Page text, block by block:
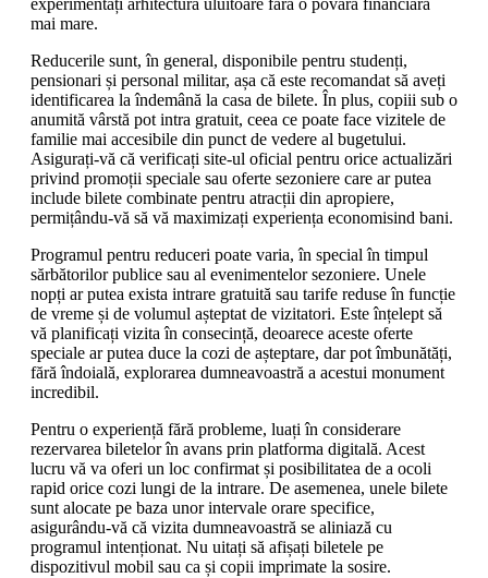
experimentați arhitectura uluitoare fără o povară financiară
mai mare.
Reducerile sunt, în general, disponibile pentru studenți,
pensionari și personal militar, așa că este recomandat să aveți
identificarea la îndemână la casa de bilete. În plus, copiii sub o
anumită vârstă pot intra gratuit, ceea ce poate face vizitele de
familie mai accesibile din punct de vedere al bugetului.
Asigurați-vă că verificați site-ul oficial pentru orice actualizări
privind promoții speciale sau oferte sezoniere care ar putea
include bilete combinate pentru atracții din apropiere,
permițându-vă să vă maximizați experiența economisind bani.
Programul pentru reduceri poate varia, în special în timpul
sărbătorilor publice sau al evenimentelor sezoniere. Unele
nopți ar putea exista intrare gratuită sau tarife reduse în funcție
de vreme și de volumul așteptat de vizitatori. Este înțelept să
vă planificați vizita în consecință, deoarece aceste oferte
speciale ar putea duce la cozi de așteptare, dar pot îmbunătăți,
fără îndoială, explorarea dumneavoastră a acestui monument
incredibil.
Pentru o experiență fără probleme, luați în considerare
rezervarea biletelor în avans prin platforma digitală. Acest
lucru vă va oferi un loc confirmat și posibilitatea de a ocoli
rapid orice cozi lungi de la intrare. De asemenea, unele bilete
sunt alocate pe baza unor intervale orare specifice,
asigurându-vă că vizita dumneavoastră se aliniază cu
programul intenționat. Nu uitați să afișați biletele pe
dispozitivul mobil sau ca și copii imprimate la sosire.